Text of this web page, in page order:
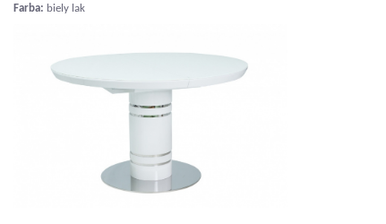
Farba: biely lak